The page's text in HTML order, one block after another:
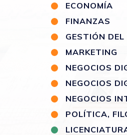
ECONOMÍA
FINANZAS
GESTIÓN
MARKETING
NEGOCIOS
NEGOCIOS
NEGOCIOS
POLÍTICA,